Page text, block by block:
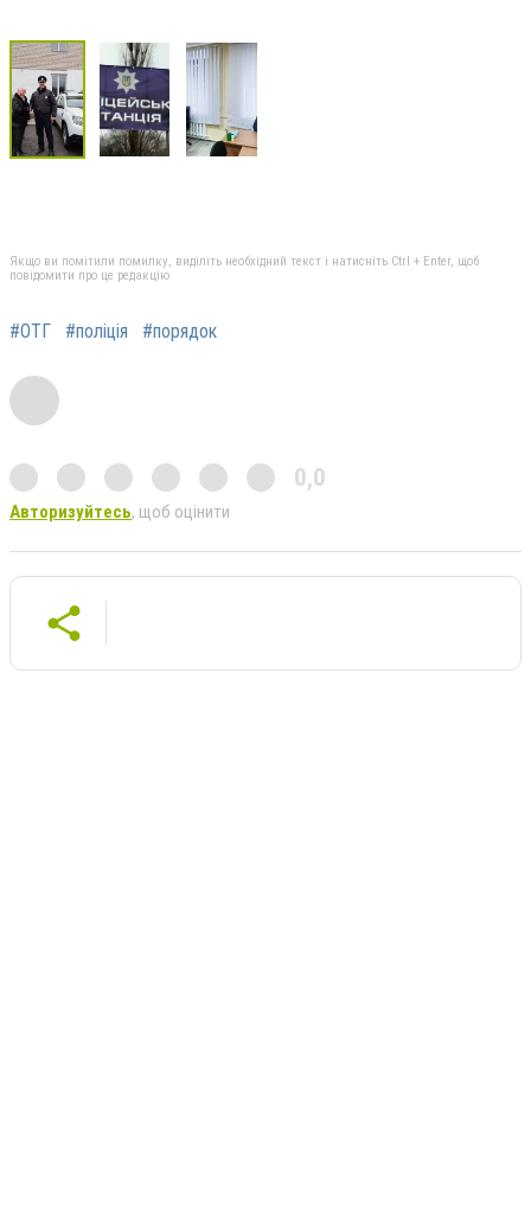
Якщо ви помітили помилку, виділіть необхідний текст і натисніть Ctrl + Enter, щоб
повідомити про це редакцію
#ОТГ #поліція #порядок
0,0
Авторизуйтесь, щоб оцінити